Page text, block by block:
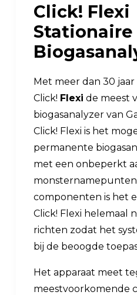
Click! Flexi
Stationaire
Met meer dan 30 jaar
Click! Flexi de meest
biogasanalyzer van
Click! Flexi is het
permanente
met een onbeperkt
componenten is het
Click! Flexi helemaal
richten zodat het
bij de beoogde
Het apparaat meet
meestvoorkomende